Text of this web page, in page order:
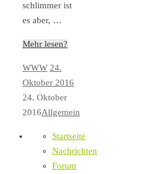
schlimmer ist
es aber, …
Mehr lesen?
WWW 24.
Oktober 2016
24. Oktober
2016Allgemein
Startseite
Nachrichten
Forum